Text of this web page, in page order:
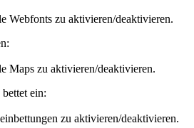
Webfonts zu aktivieren/deaktivieren.
Maps zu aktivieren/deaktivieren.
ein:
zu aktivieren/deaktivieren.